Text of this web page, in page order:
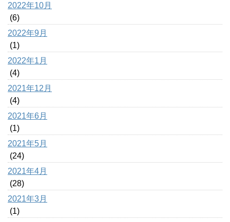
2022年10月
(6)
2022年9月
(1)
2022年1月
(4)
2021年12月
(4)
2021年6月
(1)
2021年5月
(24)
2021年4月
(28)
2021年3月
(1)